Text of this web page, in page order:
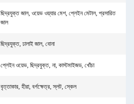
ছিদ্রযুক্ত জাল, ওয়েভ ওয়্যার মেশ, প্লেইন মেটাল, প্রসারিত
জাল
ছিদ্রযুক্ত, ঢালাই জাল, বোনা
প্লেইন ওয়েভ, ছিদ্রযুক্ত, না, কাস্টমাইজড, খোঁচা
বৃত্তাকার, হীরা, বর্গক্ষেত্র, স্লট, স্কেল